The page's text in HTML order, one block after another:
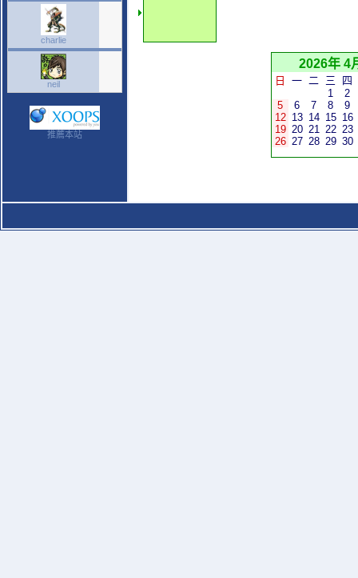
charlie
neil
推薦本站
2026年 4
日 一 二 三
四
1
2
5
6 7 8
9
12 13 14 15 16
19 20 21 22 23
26 27 28 29 30